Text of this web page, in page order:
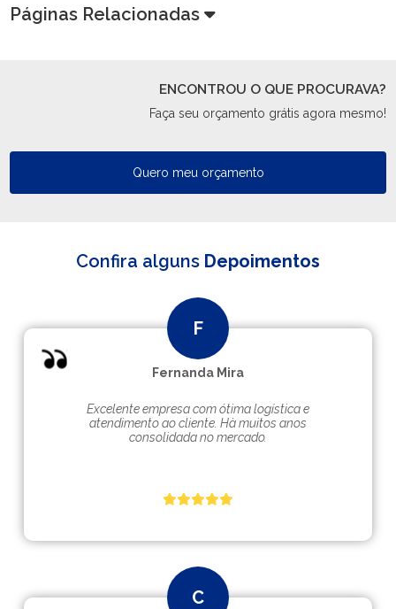
Páginas Relacionadas
ENCONTROU O QUE PROCURAVA?
Faça seu orçamento grátis agora mesmo!
Quero meu orçamento
Confira alguns Depoimentos
Fernanda Mira
Excelente empresa com ótima logística e
atendimento ao cliente. Hà muitos anos
consolidada no mercado.